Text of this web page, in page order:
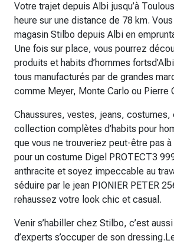
Votre trajet depuis Albi jusqu’à
heure sur une distance de 78 km.
magasin Stilbo depuis Albi en
Une fois sur place, vous pourrez
produits et habits d’hommes
tous manufacturés par de grandes
comme Meyer, Monte Carlo ou Pierre
Chaussures, vestes, jeans,
collection complètes d’habits pour
que vous ne trouveriez peut-être pas
pour un costume Digel PROTECT3
anthracite et soyez impeccable au
séduire par le jean PIONIER PETER
rehaussez votre look chic et casual.
Venir s’habiller chez Stilbo, c’est
d’experts s’occuper de son